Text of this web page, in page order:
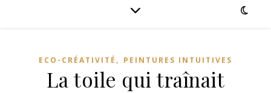
ECO-CRÉATIVITÉ , PEINTURES INTUITIVES
La toile qui traînait